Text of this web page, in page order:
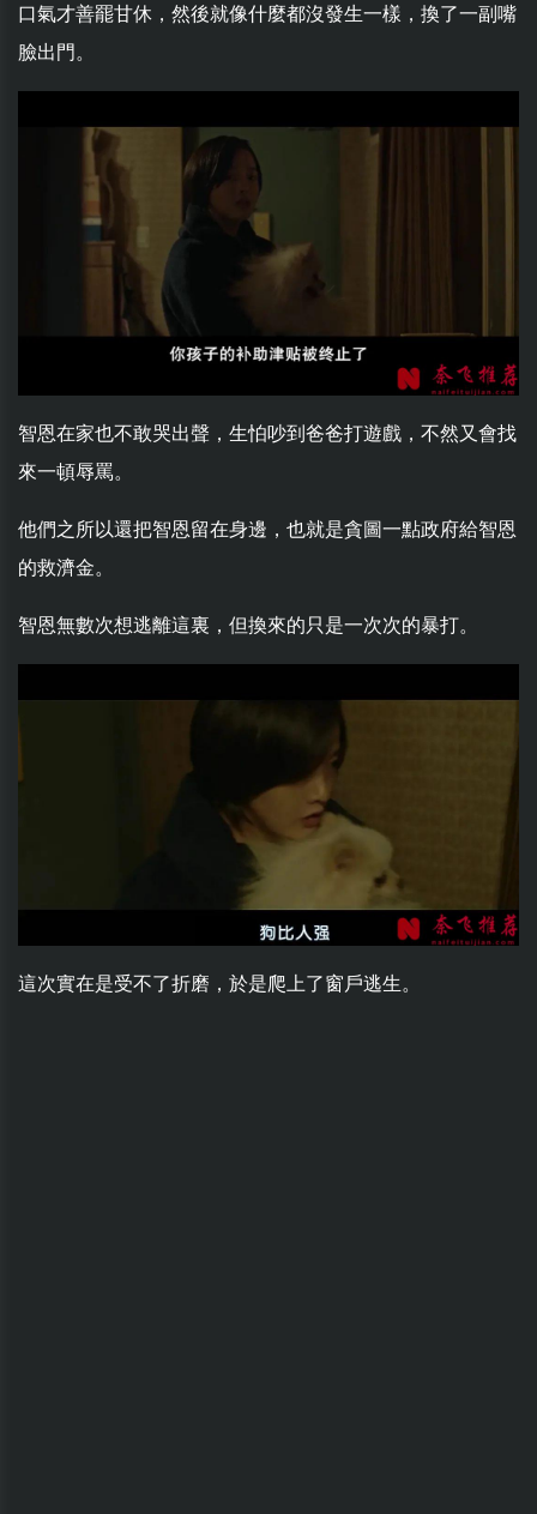
口氣才善罷甘休，然後就像什麼都沒發生一樣，換了一副嘴
臉出門。
智恩在家也不敢哭出聲，生怕吵到爸爸打遊戲，不然又會找
來一頓辱罵。
他們之所以還把智恩留在身邊，也就是貪圖一點政府給智恩
的救濟金。
智恩無數次想逃離這裏，但換來的只是一次次的暴打。
這次實在是受不了折磨，於是爬上了窗戶逃生。